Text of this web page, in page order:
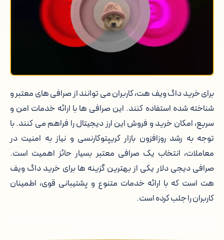
برای خرید داگ ویف هت، کاربران می توانند از صرافی های معتبر و
شناخته شده استفاده کنند. این صرافی ها با ارائه خدمات امن و
سریع، امکان خرید و فروش این ارز دیجیتال را فراهم می کنند. با
توجه به رشد روزافزون بازار کریپتوکارنسی و نیاز به امنیت در
معاملات، انتخاب یک صرافی معتبر بسیار حائز اهمیت است.
صرافی دیجی دلار یکی از بهترین گزینه ها برای خرید داگ ویف
هت است که با ارائه خدمات متنوع و پشتیبانی قوی، اطمینان
کاربران را جلب کرده است.